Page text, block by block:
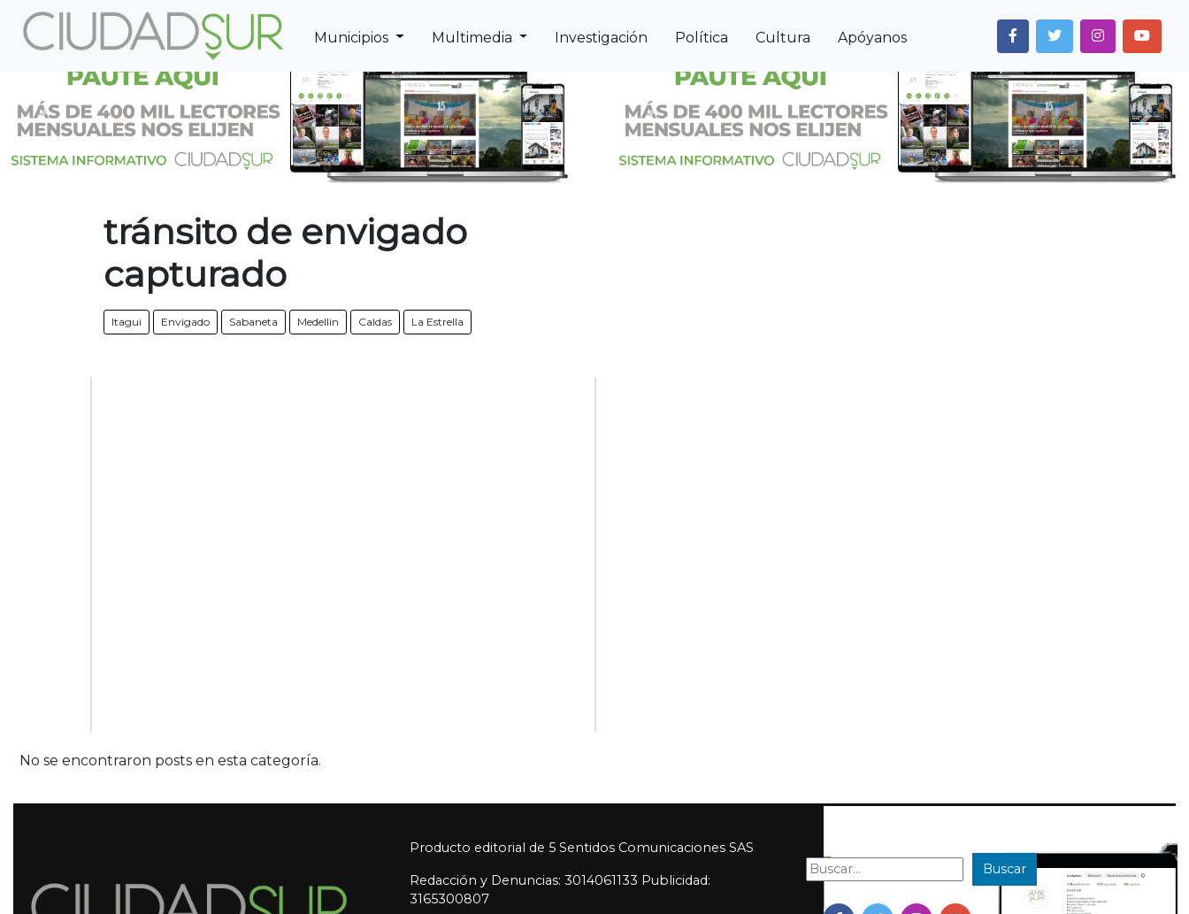
Municipios Multimedia Investigación Política Cultura Apóyanos
Previous Next Previous Next
tránsito de envigado
capturado
Itagui Envigado Sabaneta Medellin Caldas La Estrella
No se encontraron posts en esta categoría.
Producto editorial de 5 Sentidos Comunicaciones SAS
Redacción y Denuncias: 3014061133 Publicidad:
3165300807
Buscar: Buscar